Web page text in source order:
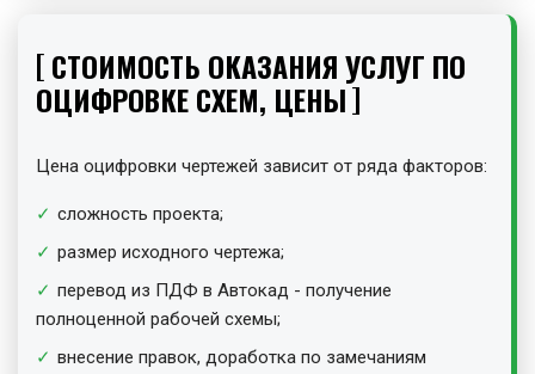
СТОИМОСТЬ ОКАЗАНИЯ УСЛУГ ПО
ОЦИФРОВКЕ СХЕМ, ЦЕНЫ
Цена оцифровки чертежей зависит от ряда факторов:
сложность проекта;
размер исходного чертежа;
перевод из ПДФ в Автокад - получение
полноценной рабочей схемы;
внесение правок, доработка по замечаниям